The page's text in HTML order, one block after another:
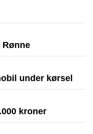
under kørsel
kroner